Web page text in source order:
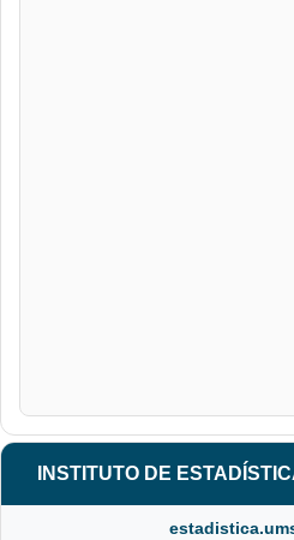
INSTITUTO DE